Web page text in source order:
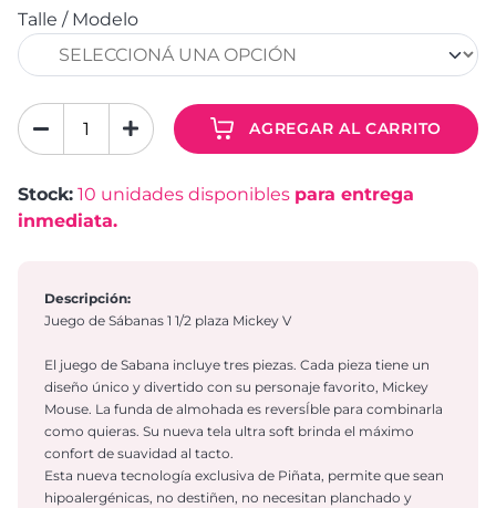
Talle / Modelo
AGREGAR AL CARRITO
Stock: 10 unidades disponibles para entrega
inmediata.
Descripción:
Juego de Sábanas 1 1/2 plaza Mickey V
El juego de Sabana incluye tres piezas. Cada pieza tiene un
diseño único y divertido con su personaje favorito, Mickey
Mouse. La funda de almohada es reversÍble para combinarla
como quieras. Su nueva tela ultra soft brinda el máximo
confort de suavidad al tacto.
Esta nueva tecnología exclusiva de Piñata, permite que sean
hipoalergénicas, no destiñen, no necesitan planchado y